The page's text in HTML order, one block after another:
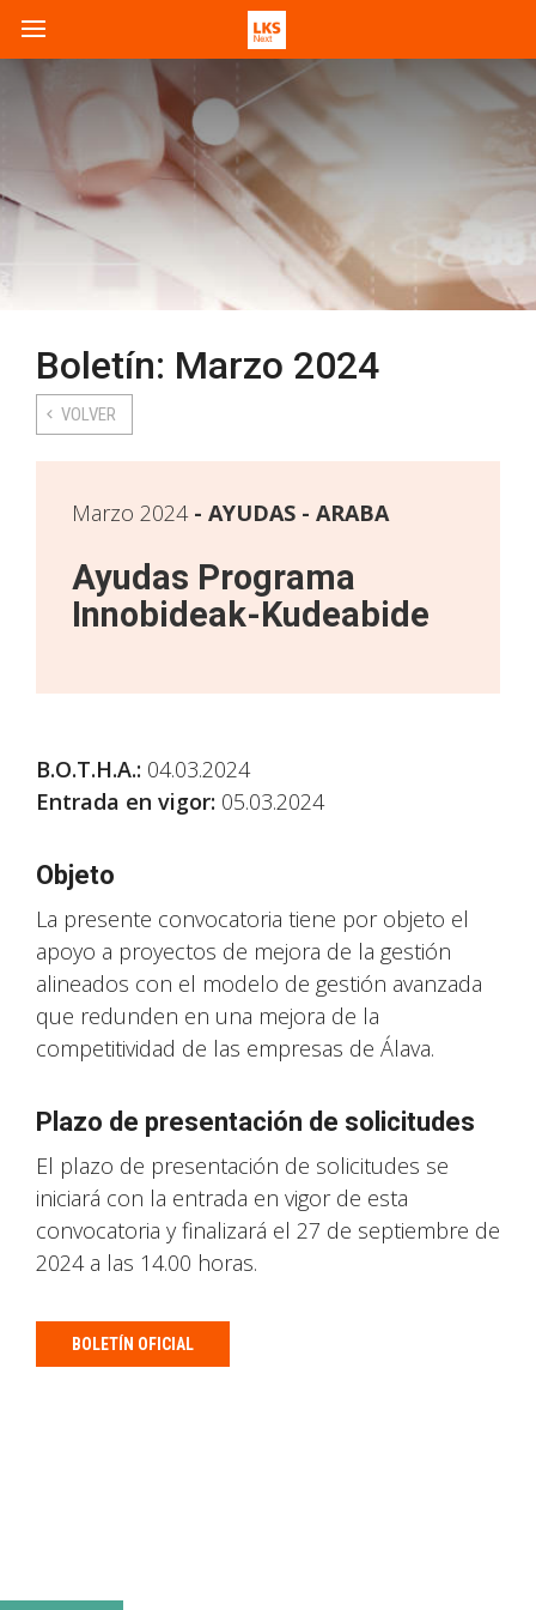
Boletín: Marzo 2024
VOLVER
Marzo 2024 AYUDAS - ARABA
Ayudas Programa
Innobideak-Kudeabide
B.O.T.H.A.: 04.03.2024
Entrada en vigor: 05.03.2024
Objeto
La presente convocatoria tiene por objeto el
apoyo a proyectos de mejora de la gestión
alineados con el modelo de gestión avanzada
que redunden en una mejora de la
competitividad de las empresas de Álava.
Plazo de presentación de solicitudes
El plazo de presentación de solicitudes se
iniciará con la entrada en vigor de esta
convocatoria y finalizará el 27 de septiembre de
2024 a las 14.00 horas.
BOLETÍN OFICIAL